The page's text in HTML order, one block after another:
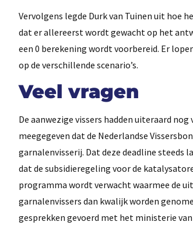
Vervolgens legde Durk van Tuinen uit hoe
dat er allereerst wordt gewacht op het
een 0 berekening wordt voorbereid. Er
op de verschillende scenario’s.
Veel vragen
De aanwezige vissers hadden uiteraard
meegegeven dat de Nederlandse
garnalenvisserij. Dat deze deadline steeds
dat de subsidieregeling voor de
programma wordt verwacht waarmee de
garnalenvissers dan kwalijk worden
gesprekken gevoerd met het ministerie van